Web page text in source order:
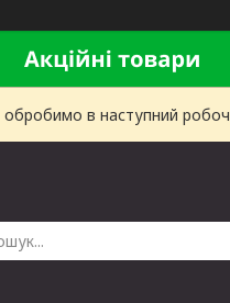
обробимо в наступний